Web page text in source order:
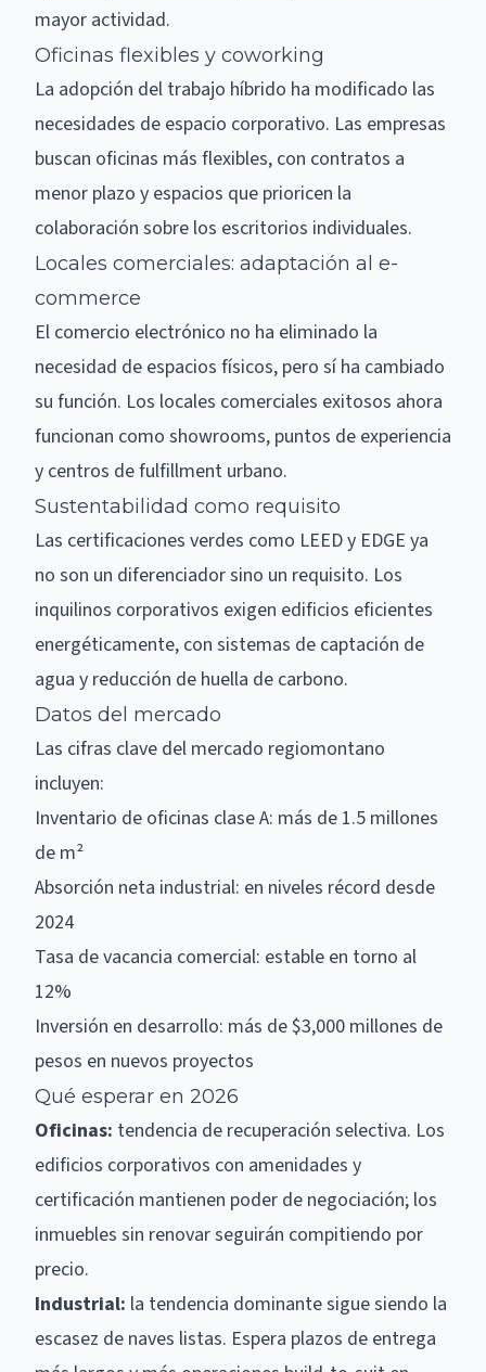
mayor actividad.
Oficinas flexibles y coworking
La adopción del trabajo híbrido ha modificado las
necesidades de espacio corporativo. Las empresas
buscan oficinas más flexibles, con contratos a
menor plazo y espacios que prioricen la
colaboración sobre los escritorios individuales.
Locales comerciales: adaptación al e-
commerce
El comercio electrónico no ha eliminado la
necesidad de espacios físicos, pero sí ha cambiado
su función. Los locales comerciales exitosos ahora
funcionan como showrooms, puntos de experiencia
y centros de fulfillment urbano.
Sustentabilidad como requisito
Las certificaciones verdes como LEED y EDGE ya
no son un diferenciador sino un requisito. Los
inquilinos corporativos exigen edificios eficientes
energéticamente, con sistemas de captación de
agua y reducción de huella de carbono.
Datos del mercado
Las cifras clave del mercado regiomontano
incluyen:
Inventario de oficinas clase A: más de 1.5 millones
de m²
Absorción neta industrial: en niveles récord desde
2024
Tasa de vacancia comercial: estable en torno al
12%
Inversión en desarrollo: más de $3,000 millones de
pesos en nuevos proyectos
Qué esperar en 2026
Oficinas: tendencia de recuperación selectiva. Los
edificios corporativos con amenidades y
certificación mantienen poder de negociación; los
inmuebles sin renovar seguirán compitiendo por
precio.
Industrial: la tendencia dominante sigue siendo la
escasez de naves listas. Espera plazos de entrega